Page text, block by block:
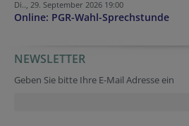
Di.., 29. September 2026 19:00
Online: PGR-Wahl-Sprechstunde
NEWSLETTER
Geben Sie bitte Ihre E-Mail Adresse ein